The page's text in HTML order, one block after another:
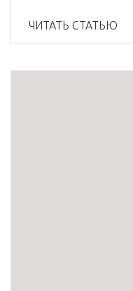
ЧИТАТЬ СТАТЬЮ